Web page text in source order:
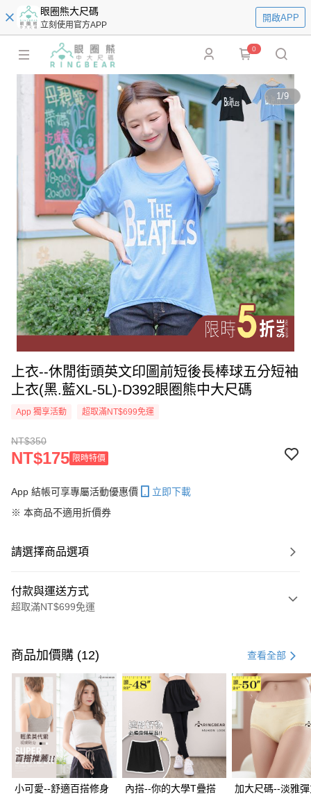
眼圈熊大尺碼
立刻使用官方APP
開啟APP
0
1/9
上衣--休閒街頭英文印圖前短後長棒球五分短袖
上衣(黑.藍XL-5L)-D392眼圈熊中大尺碼
App 獨享活動 超取滿NT$699免運
NT$350
NT$175 限時特價
App 結帳可享專屬活動優惠價
立即下載
※ 本商品不適用折價券
請選擇商品選項
付款與運送方式
超取滿NT$699免運
信用卡一次付款
超商取貨付款
LINE Pay
Apple Pay
街口支付
悠遊付
商品加價購 (12) 查看全部
小可愛--舒適百搭修身
內搭--你的大學T疊搭
加大尺碼--淡雅